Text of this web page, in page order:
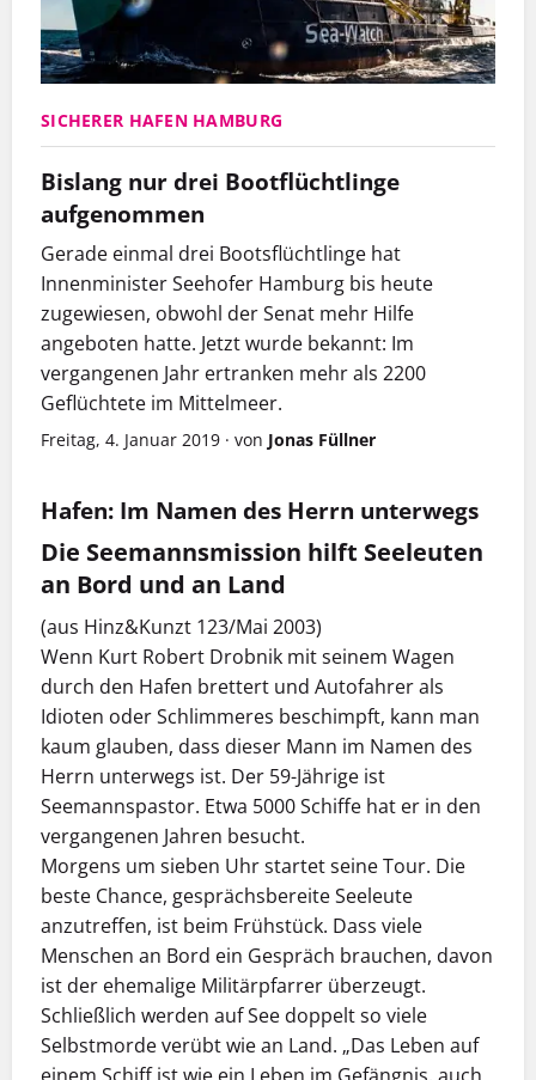
SICHERER HAFEN HAMBURG
Bislang nur drei Bootflüchtlinge
aufgenommen
Gerade einmal drei Bootsflüchtlinge hat
Innenminister Seehofer Hamburg bis heute
zugewiesen, obwohl der Senat mehr Hilfe
angeboten hatte. Jetzt wurde bekannt: Im
vergangenen Jahr ertranken mehr als 2200
Geflüchtete im Mittelmeer.
Freitag, 4. Januar 2019 · von Jonas Füllner
Hafen: Im Namen des Herrn unterwegs
Die Seemannsmission hilft Seeleuten
an Bord und an Land
(aus Hinz&Kunzt 123/Mai 2003)
Wenn Kurt Robert Drobnik mit seinem Wagen
durch den Hafen brettert und Autofahrer als
Idioten oder Schlimmeres beschimpft, kann man
kaum glauben, dass dieser Mann im Namen des
Herrn unterwegs ist. Der 59-Jährige ist
Seemannspastor. Etwa 5000 Schiffe hat er in den
vergangenen Jahren besucht.
Morgens um sieben Uhr startet seine Tour. Die
beste Chance, gesprächsbereite Seeleute
anzutreffen, ist beim Frühstück. Dass viele
Menschen an Bord ein Gespräch brauchen, davon
ist der ehemalige Militärpfarrer überzeugt.
Schließlich werden auf See doppelt so viele
Selbstmorde verübt wie an Land. „Das Leben auf